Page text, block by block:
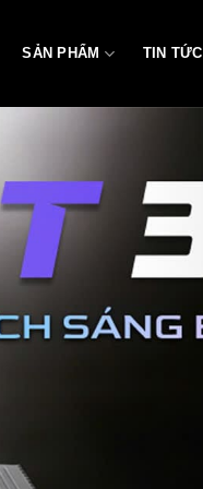
SẢN PHẨM TIN TỨC